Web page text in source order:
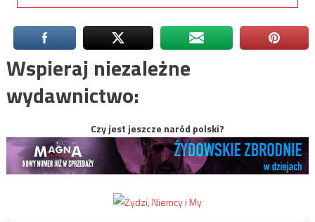
Wspieraj niezależne
wydawnictwo:
Czy jest jeszcze naród polski?